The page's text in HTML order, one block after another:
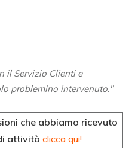
il Servizio Clienti e
problemino intervenuto."
che abbiamo ricevuto
attività clicca qui!